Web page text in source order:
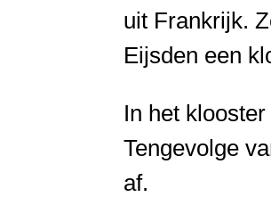
uit Frankrijk.
Eijsden een
In het
Tengevolge
af.